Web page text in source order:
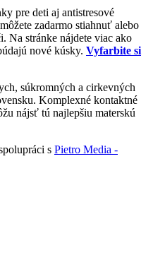
pre deti aj antistresové
zadarmo stiahnuť alebo
Na stránke nájdete viac ako
nové kúsky. Vyfarbite si
súkromných a cirkevných
Komplexné kontaktné
nájsť tú najlepšiu materskú
s Pietro Media -